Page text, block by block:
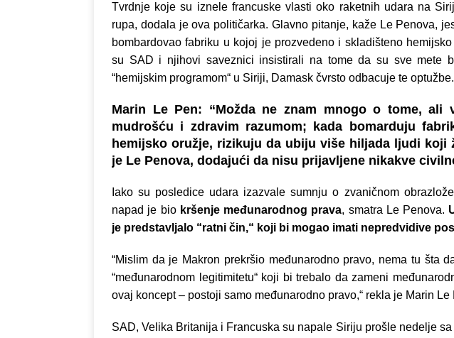
Tvrdnje koje su iznele francuske vlasti oko raketnih udara na
rupa, dodala je ova političarka. Glavno pitanje, kaže Le Penova,
bombardovao fabriku u kojoj je prozvedeno i skladišteno
su SAD i njihovi saveznici insistirali na tome da su sve mete
“hemijskim programom“ u Siriji, Damask čvrsto odbacuje te optužbe.
Marin Le Pen: “Možda ne znam mnogo o tome, ali
mudrošću i zdravim razumom; kada bomarduju
hemijsko oružje, rizikuju da ubiju više hiljada ljudi koji
je Le Penova, dodajući da nisu prijavljene nikakve
Iako su posledice udara izazvale sumnju o zvaničnom
napad je bio kršenje međunarodnog prava, smatra Le Penova.
je predstavljalo “ratni čin,“ koji bi mogao imati nepredvidive
“Mislim da je Makron prekršio međunarodno pravo, nema tu šta
“međunarodnom legitimitetu“ koji bi trebalo da zameni
ovaj koncept – postoji samo međunarodno pravo,“ rekla je Marin Le
SAD, Velika Britanija i Francuska su napale Siriju prošle nedelje